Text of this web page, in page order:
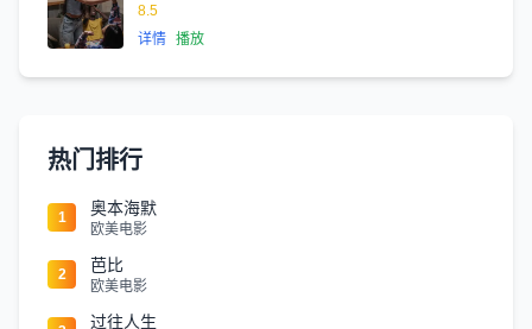
8.5
详情 播放
热门排行
1 奥本海默
欧美电影
2 芭比
欧美电影
过往人生